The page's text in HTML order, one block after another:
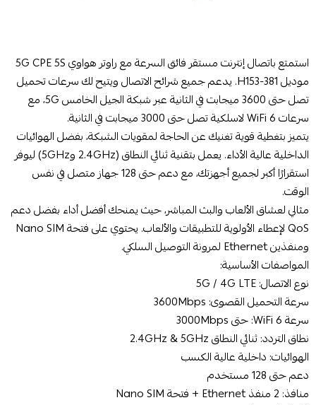
استمتع باتصال إنترنت مستقر فائق السرعة مع راوتر هواوي 5G CPE 5S
موديل H153-381. يدعم جميع شرائح الاتصال ويتيح لك سرعات تحميل
تصل حتى 3600 ميجابت في الثانية عبر شبكة الجيل الخامس 5G، مع
سرعات WiFi 6 لاسلكية تصل حتى 3000 ميجابت في الثانية.
يتميز بتغطية قوية تغنيك عن الحاجة لمقويات الشبكة، بفضل الهوائيات
الداخلية عالية الأداء. يعمل بتقنية ثنائي النطاق (2.4GHz و5GHz) ليوفر
استقرارًا أكبر لجميع أجهزتك، مع دعم حتى 128 جهاز متصل في نفس
الوقت.
مثالي لعشاق الألعاب والبث المباشر، حيث يمنحك أفضل أداء بفضل دعم
QoS لإعطاء الأولوية للتطبيقات والألعاب. يحتوي على فتحة Nano SIM
ومنفذين Ethernet لمرونة التوصيل السلكي.
المواصفات الأساسية:
نوع الاتصال: 5G / 4G LTE
سرعة التحميل القصوى: 3600Mbps
سرعة WiFi 6: حتى 3000Mbps
نطاق التردد: ثنائي النطاق 2.4GHz & 5GHz
الهوائيات: داخلية عالية الكسب
دعم حتى 128 مستخدم
منافذ: 2 منفذ Ethernet + فتحة Nano SIM